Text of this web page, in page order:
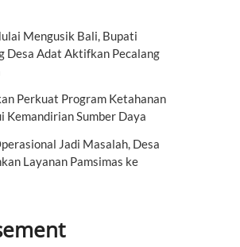
Mengusik Bali, Bupati
Desa Adat Aktifkan Pecalang
Perkuat Program Ketahanan
Kemandirian Sumber Daya
Jadi Masalah, Desa
Layanan Pamsimas ke